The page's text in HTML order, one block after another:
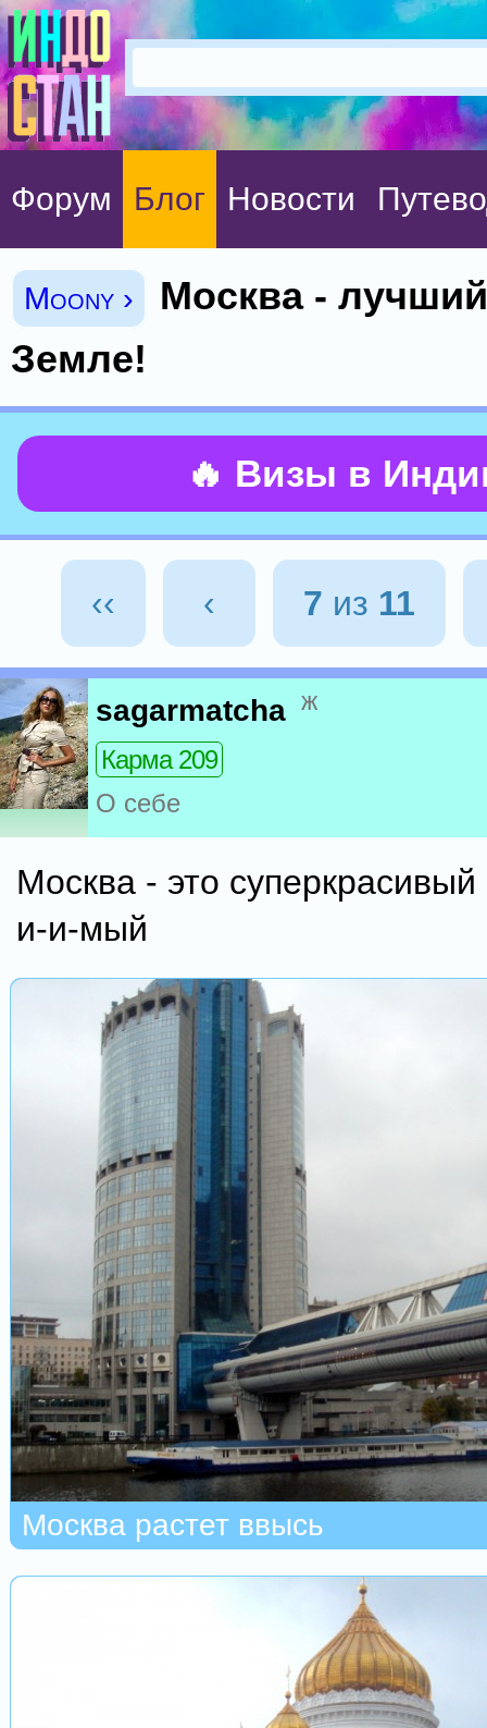
Форум Блог Новости
Moony ›
Москва -
Земле!
🔥 Визы в
‹‹ ‹ 7 из 11
sagarmatcha ж
Карма 209
О себе
Москва - это
и-и-мый
Москва растет ввысь